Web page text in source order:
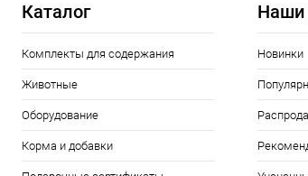
Каталог
Комплекты для содержания
Животные
Оборудование
Корма и добавки
Наши
Новинки